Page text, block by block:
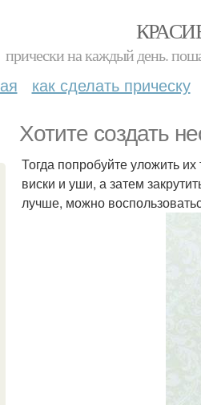
прически на каждый день.
как сделать прическу
Хотите создать
Тогда попробуйте уложить
виски и уши, а затем
лучше, можно